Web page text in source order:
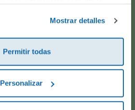
Mostrar detalles
Permitir todas
Personalizar
alguna idea o algún nuevo
un pedido y quieres saber si
popa? Ponte en contacto con
nosotros.